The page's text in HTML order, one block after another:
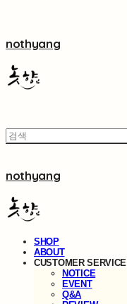
nothyang
nothyang
SHOP
ABOUT
CUSTOMER SERVICE
NOTICE
EVENT
Q&A